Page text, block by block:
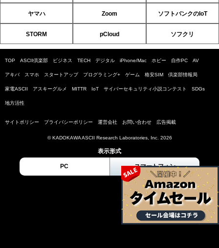
ヤマハ Zoom ソフトバンクのIoT
STORM pCloud ソフクリ
TOP ASCII倶楽部 ビジネス TECH デジタル iPhone/Mac ホビー 自作PC AV
アキバ スマホ スタートアップ プログラミング+ ゲーム 格安SIM 倶楽部情報局
家電ASCII アスキーグルメ MITTR IoT サイバーセキュリティ小説コンテスト SDGs
地方活性
サイトポリシー プライバシーポリシー 運営会社 お問い合わせ 広告掲載
© KADOKAWA ASCII Research Laboratories, Inc. 2026
表示形式
PC スマートフォン